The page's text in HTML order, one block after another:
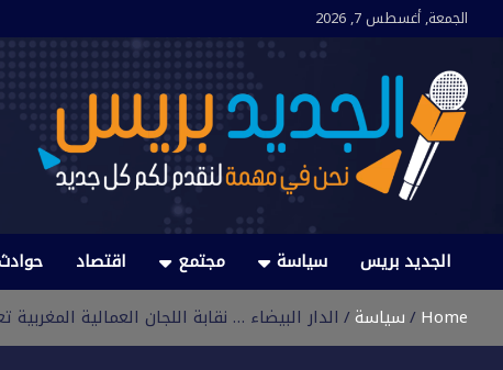
الجمعة, أغسطس 7, 2026
الجديد بريس
الجديد بريس
سياسة مجتمع اقتصاد
Home سياسة الدار البيضاء … نقابة اللجان العمالية